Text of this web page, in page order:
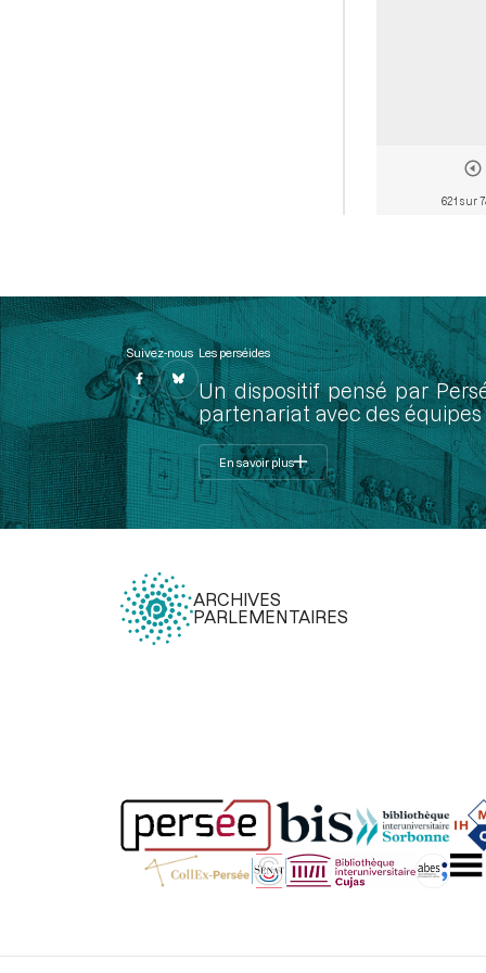
621 sur
Suivez-nous Les perséides
Un dispositif pensé par
partenariat avec des
En savoir plus
ARCHIVES
PARLEMENTAIRES
Légal